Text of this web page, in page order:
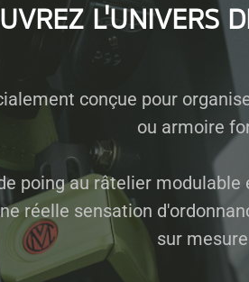
l'univers
conçue pour
ou armoire
poing au râtelier
réelle sensation
sur